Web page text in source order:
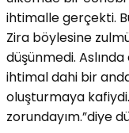
ihtimalle gerçekti.
Zira böylesine
düşünmedi.
ihtimal dahi bir
oluşturmaya
zorundayım.”diye